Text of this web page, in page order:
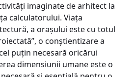
imaginate de arhitect la
calculatorului. Viaţa
a oraşului este cu totul
o conştientizare a
puţin necesară oricărui
dimensiunii umane este o